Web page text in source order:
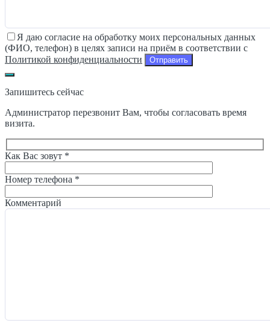
Я даю согласие на обработку моих персональных данных
(ФИО, телефон) в целях записи на приём в соответствии с
Политикой конфиденциальности
Запишитесь сейчас
Администратор перезвонит Вам, чтобы согласовать время
визита.
Как Вас зовут *
Номер телефона *
Комментарий